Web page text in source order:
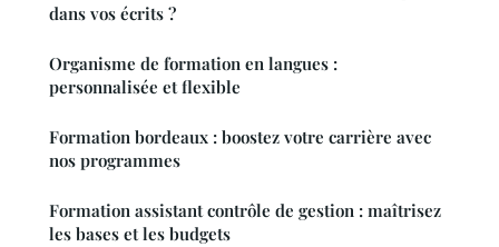
dans vos écrits ?
Organisme de formation en langues :
personnalisée et flexible
Formation bordeaux : boostez votre carrière avec
nos programmes
Formation assistant contrôle de gestion : maîtrisez
les bases et les budgets